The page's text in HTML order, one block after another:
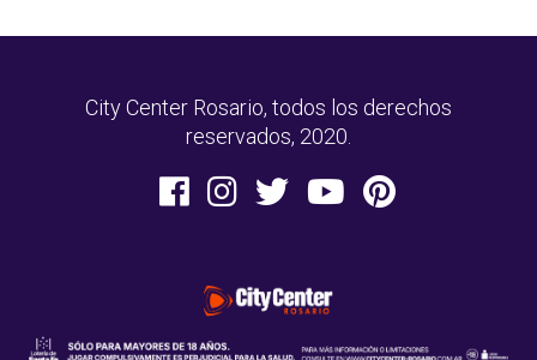
City Center Rosario, todos los derechos
reservados, 2020.